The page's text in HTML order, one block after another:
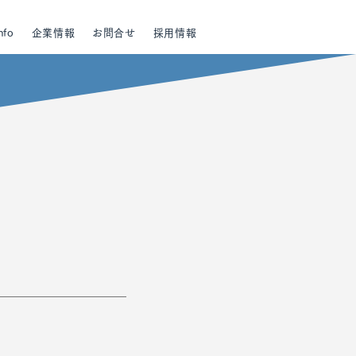
企業情報 お問合せ 採用情報